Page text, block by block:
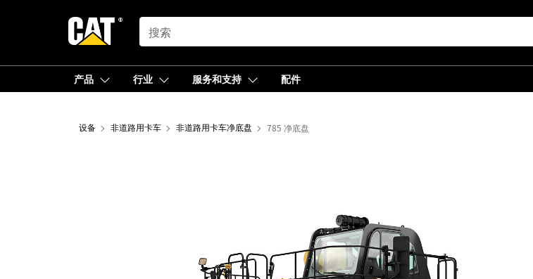
SEARCH
产品 行业 服务和支持 配件
设备 非道路用卡车 非道路用卡车净底盘 785 净底盘